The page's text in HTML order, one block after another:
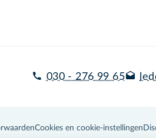
030 - 276 99 65
Cookies en cookie-instellingen